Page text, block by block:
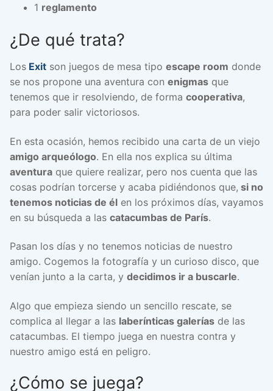
1 reglamento
¿De qué trata?
Los Exit son juegos de mesa tipo escape room donde
se nos propone una aventura con enigmas que
tenemos que ir resolviendo, de forma cooperativa,
para poder salir victoriosos.
En esta ocasión, hemos recibido una carta de un viejo
amigo arqueólogo. En ella nos explica su última
aventura que quiere realizar, pero nos cuenta que las
cosas podrían torcerse y acaba pidiéndonos que, si no
tenemos noticias de él en los próximos días, vayamos
en su búsqueda a las catacumbas de París.
Pasan los días y no tenemos noticias de nuestro
amigo. Cogemos la fotografía y un curioso disco, que
venían junto a la carta, y decidimos ir a buscarle.
Algo que empieza siendo un sencillo rescate, se
complica al llegar a las laberínticas galerías de las
catacumbas. El tiempo juega en nuestra contra y
nuestro amigo está en peligro.
¿Cómo se juega?